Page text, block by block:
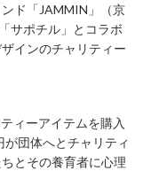
ド「JAMMIN」（京
サポチル」とコラボ
インのチャリティー
ィーアイテムを購入
団体へとチャリティ
とその養育者に心理